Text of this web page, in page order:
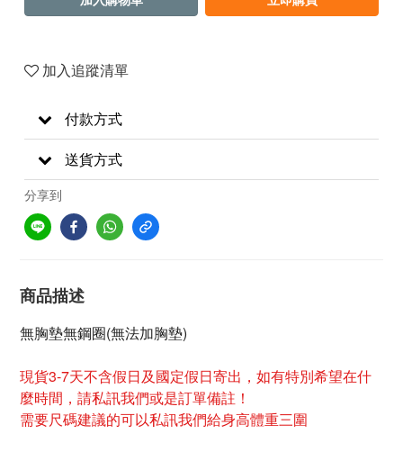
加入追蹤清單
付款方式
送貨方式
分享到
商品描述
無胸墊無鋼圈(無法加胸墊)
現貨3-7天不含假日及國定假日寄出，如有特別希望在什
麼時間，請私訊我們或是訂單備註！
需要尺碼建議的可以私訊我們給身高體重三圍